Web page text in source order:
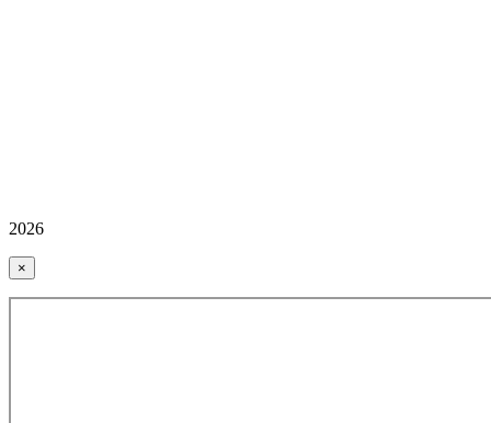
2026
×